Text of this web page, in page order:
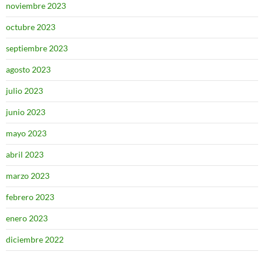
noviembre 2023
octubre 2023
septiembre 2023
agosto 2023
julio 2023
junio 2023
mayo 2023
abril 2023
marzo 2023
febrero 2023
enero 2023
diciembre 2022